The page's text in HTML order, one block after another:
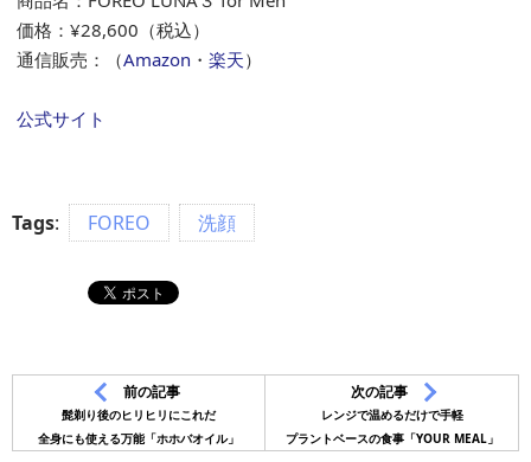
価格：¥28,600（税込）
通信販売：（Amazon ・ 楽天）
公式サイト
Tags: FOREO 洗顔
前の記事
髭剃り後のヒリヒリにこれだ
全身にも使える万能「ホホバオイル」
次の記事
レンジで温めるだけで手軽
プラントベースの食事「YOUR MEAL」